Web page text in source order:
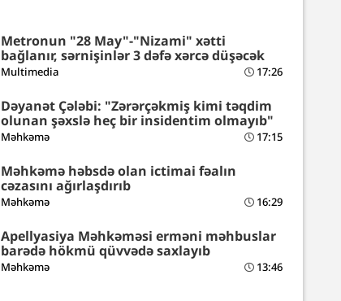
Metronun "28 May"-"Nizami" xətti
bağlanır, sərnişinlər 3 dəfə xərcə düşəcək
Multimedia 17:26
Dəyanət Çələbi: "Zərərçəkmiş kimi təqdim
olunan şəxslə heç bir insidentim olmayıb"
Məhkəmə 17:15
Məhkəmə həbsdə olan ictimai fəalın
cəzasını ağırlaşdırıb
Məhkəmə 16:29
Apellyasiya Məhkəməsi erməni məhbuslar
barədə hökmü qüvvədə saxlayıb
Məhkəmə 13:46